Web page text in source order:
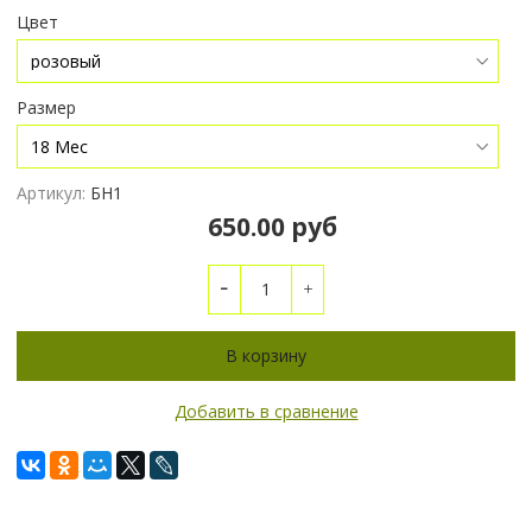
Цвет
Размер
Артикул: БН1
650.00 руб
В корзину
Добавить в сравнение